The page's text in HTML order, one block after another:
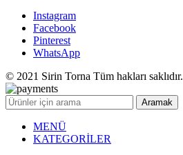
Instagram
Facebook
Pinterest
WhatsApp
© 2021 Sirin Torna Tüm hakları saklıdır.
Aramak
MENÜ
KATEGORİLER